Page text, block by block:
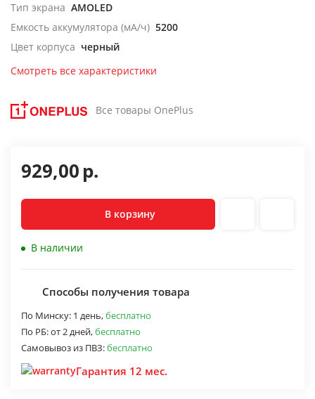
Тип экрана AMOLED
Емкость аккумулятора (мА/ч) 5200
Цвет корпуса черный
Смотреть все характеристики
Все товары OnePlus
929,00р.
В корзину
В наличии
Способы получения товара
По Минску: 1 день,бесплатно
По РБ:от 2 дней,бесплатно
Самовывоз из ПВЗ:бесплатно
Гарантия 12 мес.